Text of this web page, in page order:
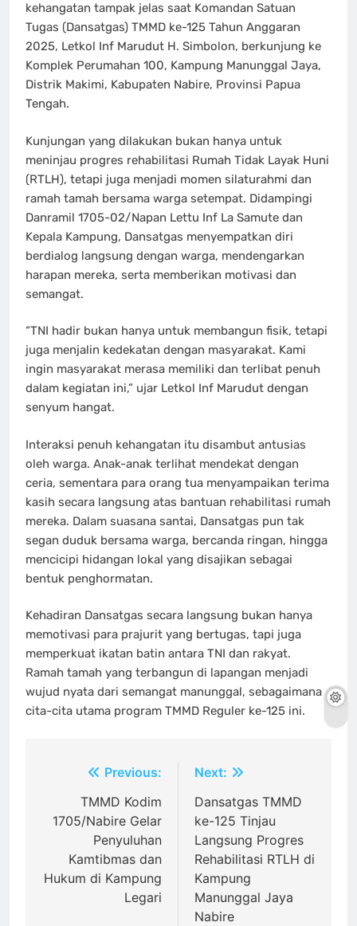
kehangatan tampak jelas saat Komandan Satuan
Tugas (Dansatgas) TMMD ke-125 Tahun Anggaran
2025, Letkol Inf Marudut H. Simbolon, berkunjung ke
Komplek Perumahan 100, Kampung Manunggal Jaya,
Distrik Makimi, Kabupaten Nabire, Provinsi Papua
Tengah.
Kunjungan yang dilakukan bukan hanya untuk
meninjau progres rehabilitasi Rumah Tidak Layak Huni
(RTLH), tetapi juga menjadi momen silaturahmi dan
ramah tamah bersama warga setempat. Didampingi
Danramil 1705-02/Napan Lettu Inf La Samute dan
Kepala Kampung, Dansatgas menyempatkan diri
berdialog langsung dengan warga, mendengarkan
harapan mereka, serta memberikan motivasi dan
semangat.
“TNI hadir bukan hanya untuk membangun fisik, tetapi
juga menjalin kedekatan dengan masyarakat. Kami
ingin masyarakat merasa memiliki dan terlibat penuh
dalam kegiatan ini,” ujar Letkol Inf Marudut dengan
senyum hangat.
Interaksi penuh kehangatan itu disambut antusias
oleh warga. Anak-anak terlihat mendekat dengan
ceria, sementara para orang tua menyampaikan terima
kasih secara langsung atas bantuan rehabilitasi rumah
mereka. Dalam suasana santai, Dansatgas pun tak
segan duduk bersama warga, bercanda ringan, hingga
mencicipi hidangan lokal yang disajikan sebagai
bentuk penghormatan.
Kehadiran Dansatgas secara langsung bukan hanya
memotivasi para prajurit yang bertugas, tapi juga
memperkuat ikatan batin antara TNI dan rakyat.
Ramah tamah yang terbangun di lapangan menjadi
wujud nyata dari semangat manunggal, sebagaimana
cita-cita utama program TMMD Reguler ke-125 ini.
NavigasiPrevious:
TMMD Kodim
1705/Nabire Gelar
Penyuluhan
Kamtibmas dan
Hukum di Kampung
Legari
Next:
Dansatgas TMMD
ke-125 Tinjau
Langsung Progres
Rehabilitasi RTLH di
Kampung
Manunggal Jaya
Nabire